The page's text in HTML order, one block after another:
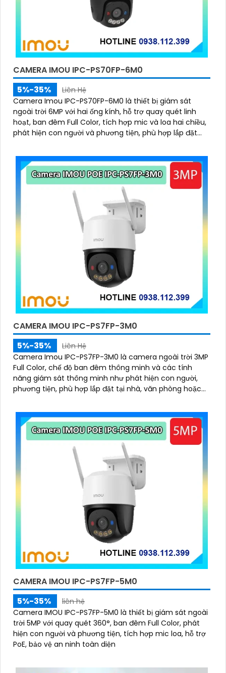
CAMERA IMOU IPC-PS70FP-6M0
5%-35%
Liên Hệ
Camera Imou IPC-PS70FP-6M0 là thiết bị giám sát
ngoài trời 6MP với hai ống kính, hỗ trợ quay quét linh
hoạt, ban đêm Full Color, tích hợp mic và loa hai chiều,
phát hiện con người và phương tiện, phù hợp lắp đặt
CAMERA IMOU IPC-PS7FP-3M0
5%-35%
Liên Hệ
Camera Imou IPC-PS7FP-3M0 là camera ngoài trời 3MP
Full Color, chế độ ban đêm thông minh và các tính
năng giám sát thông minh như phát hiện con người,
phương tiện, phù hợp lắp đặt tại nhà, văn phòng hoặc
CAMERA IMOU IPC-PS7FP-5M0
5%-35%
liên hệ
Camera IMOU IPC-PS7FP-5M0 là thiết bị giám sát ngoài
trời 5MP với quay quét 360°, ban đêm Full Color, phát
hiện con người và phương tiện, tích hợp mic loa, hỗ trợ
PoE, bảo vệ an ninh toàn diện